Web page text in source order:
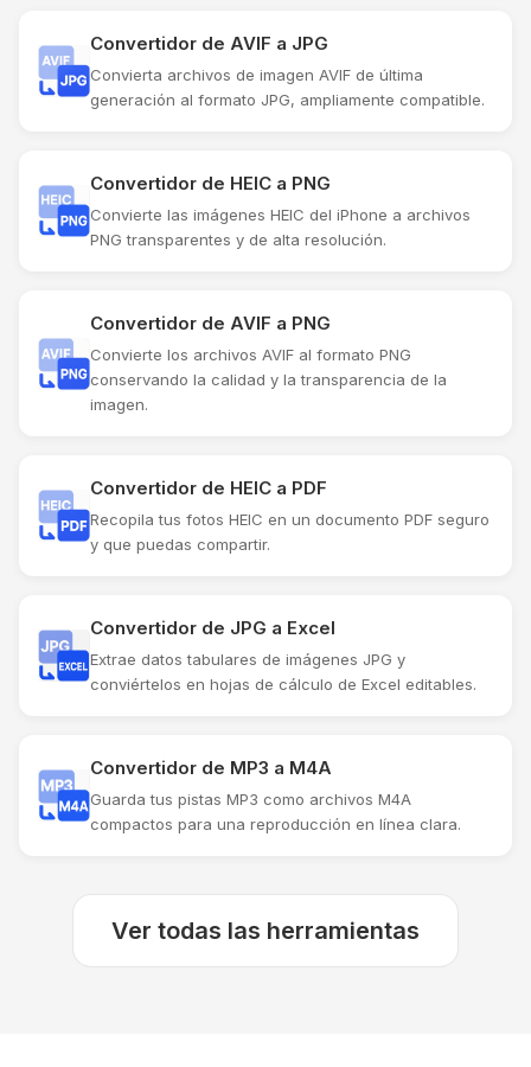
Convertidor de AVIF a JPG
Convierta archivos de imagen AVIF de última
generación al formato JPG, ampliamente compatible.
Convertidor de HEIC a PNG
Convierte las imágenes HEIC del iPhone a archivos
PNG transparentes y de alta resolución.
Convertidor de AVIF a PNG
Convierte los archivos AVIF al formato PNG
conservando la calidad y la transparencia de la
imagen.
Convertidor de HEIC a PDF
Recopila tus fotos HEIC en un documento PDF seguro
y que puedas compartir.
Convertidor de JPG a Excel
Extrae datos tabulares de imágenes JPG y
conviértelos en hojas de cálculo de Excel editables.
Convertidor de MP3 a M4A
Guarda tus pistas MP3 como archivos M4A
compactos para una reproducción en línea clara.
Ver todas las herramientas